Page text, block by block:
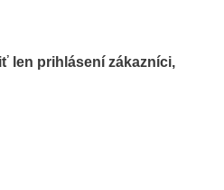
len prihlásení zákazníci,